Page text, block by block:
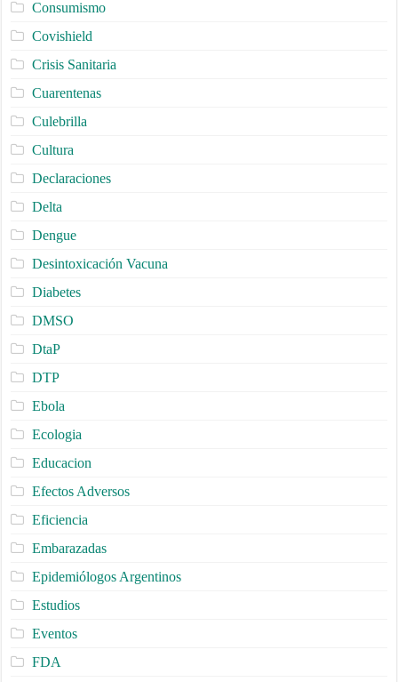
Consumismo
Covishield
Crisis Sanitaria
Cuarentenas
Culebrilla
Cultura
Declaraciones
Delta
Dengue
Desintoxicación Vacuna
Diabetes
DMSO
DtaP
DTP
Ebola
Ecologia
Educacion
Efectos Adversos
Eficiencia
Embarazadas
Epidemiólogos Argentinos
Estudios
Eventos
FDA